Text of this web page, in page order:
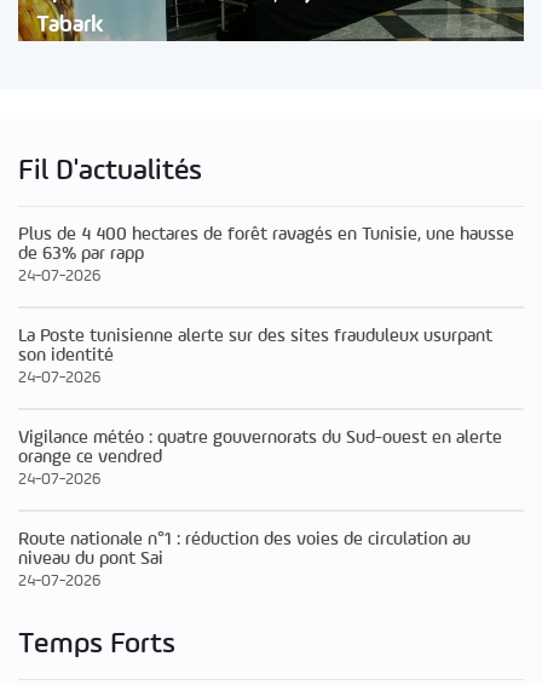
Tabark
Fil D'actualités
Plus de 4 400 hectares de forêt ravagés en Tunisie, une hausse
de 63% par rapp
24-07-2026
La Poste tunisienne alerte sur des sites frauduleux usurpant
son identité
24-07-2026
Vigilance météo : quatre gouvernorats du Sud-ouest en alerte
orange ce vendred
24-07-2026
Route nationale n°1 : réduction des voies de circulation au
niveau du pont Sai
24-07-2026
Temps Forts